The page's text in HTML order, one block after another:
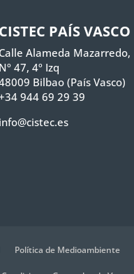
CISTEC PAÍS VASCO
Calle Alameda Mazarredo,
Nº 47, 4º Izq
Bilbao (País Vasco)
944 69 29 39
info@cistec.es
Política de Medioambiente